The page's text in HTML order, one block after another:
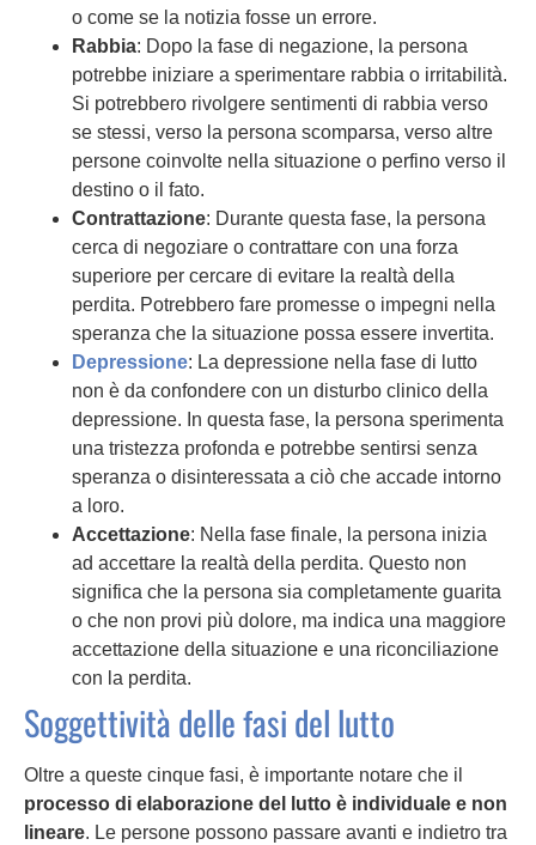
o come se la notizia fosse un errore.
Rabbia: Dopo la fase di negazione, la persona
potrebbe iniziare a sperimentare rabbia o irritabilità.
Si potrebbero rivolgere sentimenti di rabbia verso
se stessi, verso la persona scomparsa, verso altre
persone coinvolte nella situazione o perfino verso il
destino o il fato.
Contrattazione: Durante questa fase, la persona
cerca di negoziare o contrattare con una forza
superiore per cercare di evitare la realtà della
perdita. Potrebbero fare promesse o impegni nella
speranza che la situazione possa essere invertita.
Depressione: La depressione nella fase di lutto
non è da confondere con un disturbo clinico della
depressione. In questa fase, la persona sperimenta
una tristezza profonda e potrebbe sentirsi senza
speranza o disinteressata a ciò che accade intorno
a loro.
Accettazione: Nella fase finale, la persona inizia
ad accettare la realtà della perdita. Questo non
significa che la persona sia completamente guarita
o che non provi più dolore, ma indica una maggiore
accettazione della situazione e una riconciliazione
con la perdita.
Soggettività delle fasi del lutto
Oltre a queste cinque fasi, è importante notare che il
processo di elaborazione del lutto è individuale e non
lineare. Le persone possono passare avanti e indietro tra